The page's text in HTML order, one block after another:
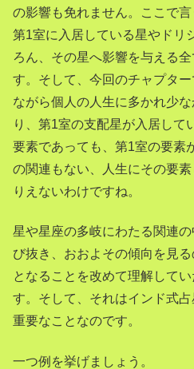
の影響も免れません。ここで
第1室に入居している星やドリ
ろん、その星へ影響を与える
す。そして、今回のチャプタ
ながら個人の人生に多かれ少
り、第1室の支配星が入居して
要素であっても、第1室の要素
の関連もない、人生にその要
りえないわけですね。
星や星座の多岐にわたる関連
び抜き、おおよその傾向を見
となることを改めて理解して
す。そして、それはインド式
重要なことなのです。
一つ例を挙げましょう。